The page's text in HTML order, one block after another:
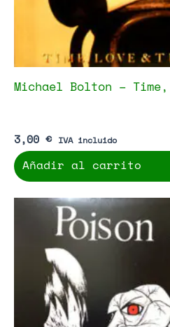
Michael Bolton – Time,
3,00 € IVA incluido
Añadir al carrito